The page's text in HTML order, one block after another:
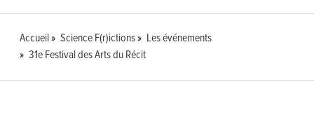
Accueil Science F(r)ictions
Les événements
31e Festival des Arts du Récit